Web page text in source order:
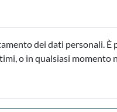
dei dati personali. È
o in qualsiasi momento